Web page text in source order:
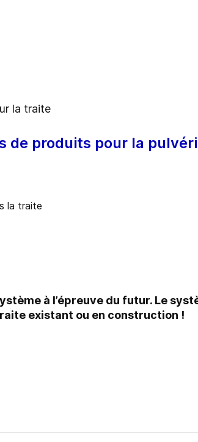
la traite
de produits pour la
à l’épreuve du futur. Le
existant ou en construction !